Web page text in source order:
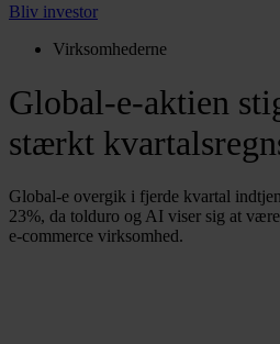
Bliv investor
Virksomhederne
Global-e-aktien
stærkt
Global-e overgik i fjerde kvartal
23%, da tolduro og AI viser sig at
e-commerce virksomhed.